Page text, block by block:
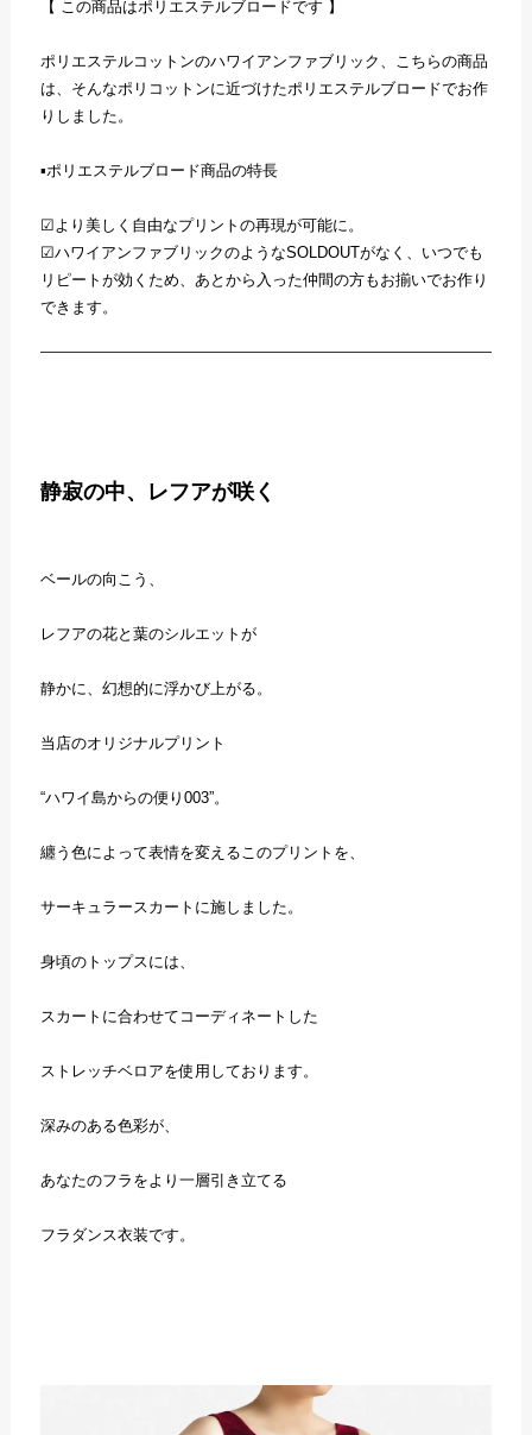
【 この商品はポリエステルブロードです 】
ポリエステルコットンのハワイアンファブリック、こちらの商品
は、そんなポリコットンに近づけたポリエステルブロードでお作
りしました。
▪️ポリエステルブロード商品の特長
☑︎より美しく自由なプリントの再現が可能に。
☑︎ハワイアンファブリックのようなSOLDOUTがなく、いつでも
リピートが効くため、あとから入った仲間の方もお揃いでお作り
できます。
静寂の中、レフアが咲く
ベールの向こう、
レフアの花と葉のシルエットが
静かに、幻想的に浮かび上がる。
当店のオリジナルプリント
“ハワイ島からの便り003”。
纏う色によって表情を変えるこのプリントを、
サーキュラースカートに施しました。
身頃のトップスには、
スカートに合わせてコーディネートした
ストレッチベロアを使用しております。
深みのある色彩が、
あなたのフラをより一層引き立てる
フラダンス衣装です。